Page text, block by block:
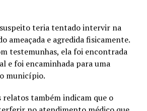
teria tentado intervir na
ameaçada e agredida fisicamente.
testemunhas, ela foi encontrada
e foi encaminhada para uma
município.
relatos também indicam que o